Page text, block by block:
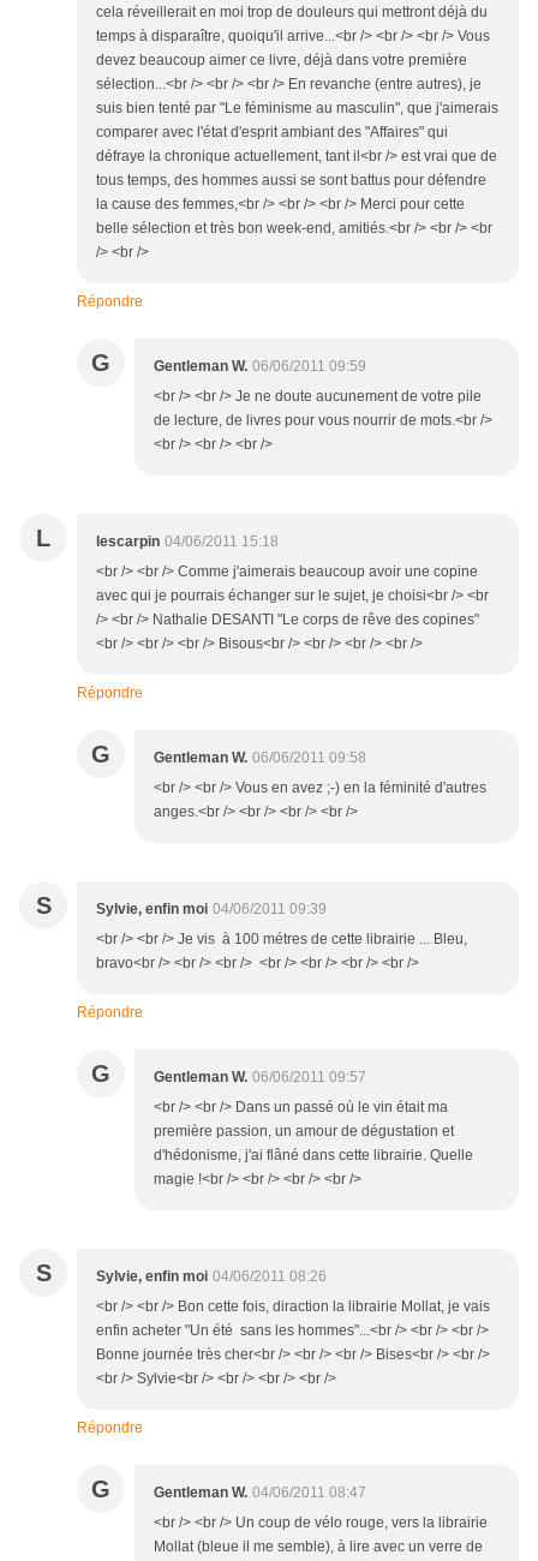
cela réveillerait en moi trop de douleurs qui mettront déjà du
temps à disparaître, quoiqu'il arrive...<br /> <br /> <br /> Vous
devez beaucoup aimer ce livre, déjà dans votre première
sélection...<br /> <br /> <br /> En revanche (entre autres), je
suis bien tenté par "Le féminisme au masculin", que j'aimerais
comparer avec l'état d'esprit ambiant des "Affaires" qui
défraye la chronique actuellement, tant il<br /> est vrai que de
tous temps, des hommes aussi se sont battus pour défendre
la cause des femmes,<br /> <br /> <br /> Merci pour cette
belle sélection et très bon week-end, amitiés.<br /> <br /> <br
/> <br />
Répondre
G Gentleman W. 06/06/2011 09:59
<br /> <br /> Je ne doute aucunement de votre pile
de lecture, de livres pour vous nourrir de mots.<br />
<br /> <br /> <br />
L lescarpin 04/06/2011 15:18
<br /> <br /> Comme j'aimerais beaucoup avoir une copine
avec qui je pourrais échanger sur le sujet, je choisi<br /> <br
/> <br /> Nathalie DESANTI "Le corps de rêve des copines"
<br /> <br /> <br /> Bisous<br /> <br /> <br /> <br />
Répondre
G Gentleman W. 06/06/2011 09:58
<br /> <br /> Vous en avez ;-) en la féminité d'autres
anges.<br /> <br /> <br /> <br />
S Sylvie, enfin moi 04/06/2011 09:39
<br /> <br /> Je vis à 100 métres de cette librairie ... Bleu,
bravo<br /> <br /> <br /> <br /> <br /> <br /> <br />
Répondre
G Gentleman W. 06/06/2011 09:57
<br /> <br /> Dans un passé où le vin était ma
première passion, un amour de dégustation et
d'hédonisme, j'ai flâné dans cette librairie. Quelle
magie !<br /> <br /> <br /> <br />
S Sylvie, enfin moi 04/06/2011 08:26
<br /> <br /> Bon cette fois, diraction la librairie Mollat, je vais
enfin acheter "Un été sans les hommes"...<br /> <br /> <br />
Bonne journée très cher<br /> <br /> <br /> Bises<br /> <br />
<br /> Sylvie<br /> <br /> <br /> <br />
Répondre
G Gentleman W. 04/06/2011 08:47
<br /> <br /> Un coup de vélo rouge, vers la librairie
Mollat (bleue il me semble), à lire avec un verre de